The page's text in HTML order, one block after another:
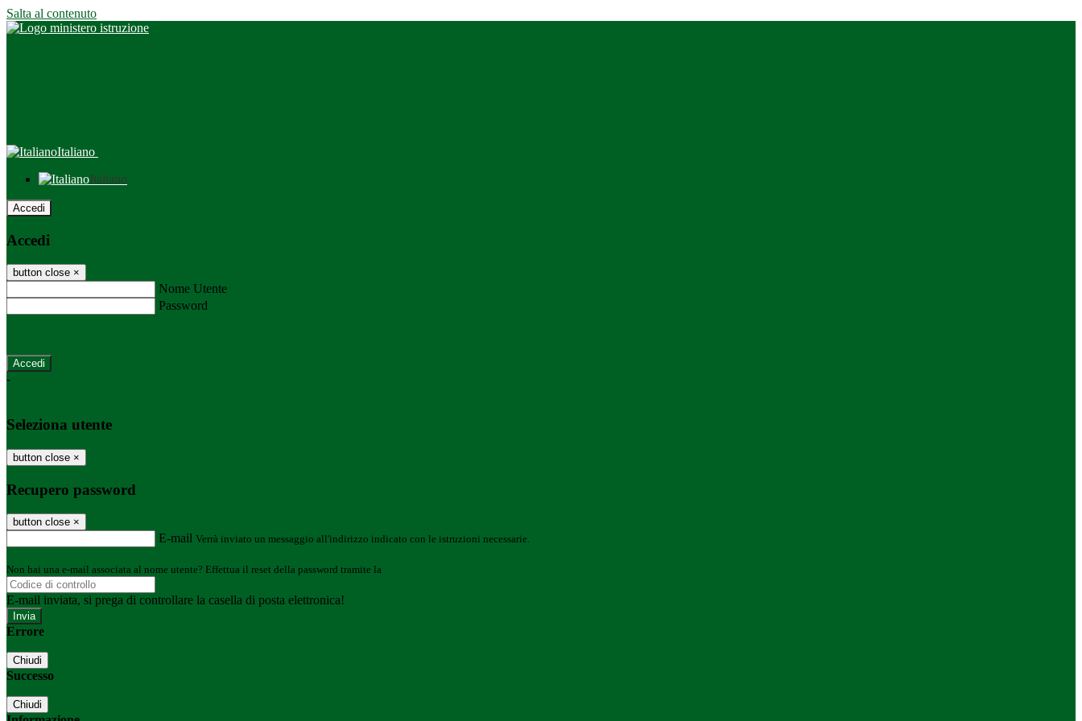
Salta al contenuto
Italiano
Italiano
Accedi
Accedi
button close ×
Nome Utente
Password
-
Seleziona utente
button close ×
Recupero password
button close ×
E-mail Verrà inviato un messaggio all'indirizzo indicato con le istruzioni necessarie.
Non hai una e-mail associata al nome utente? Effettua il reset della password tramite la
E-mail inviata, si prega di controllare la casella di posta elettronica!
Errore
Chiudi
Successo
Chiudi